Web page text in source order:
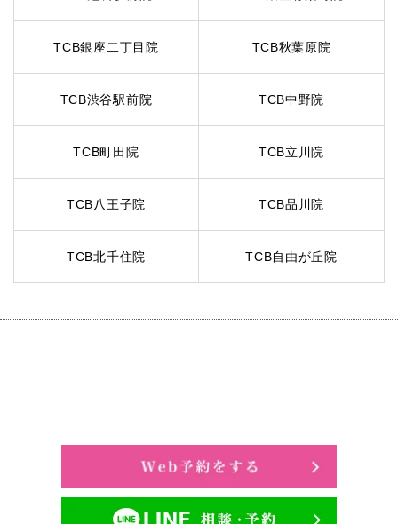
TCB銀座二丁目院 TCB秋葉原院
TCB渋谷駅前院 TCB中野院
TCB町田院 TCB立川院
TCB八王子院 TCB品川院
TCB北千住院 TCB自由が丘院